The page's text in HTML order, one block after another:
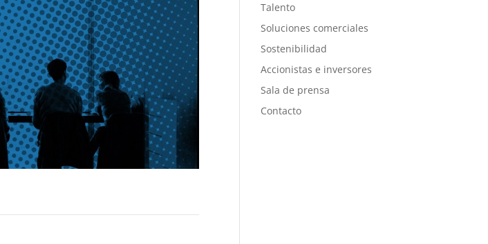
Talento
Soluciones comerciales
Sostenibilidad
Accionistas e inversores
Sala de prensa
Contacto